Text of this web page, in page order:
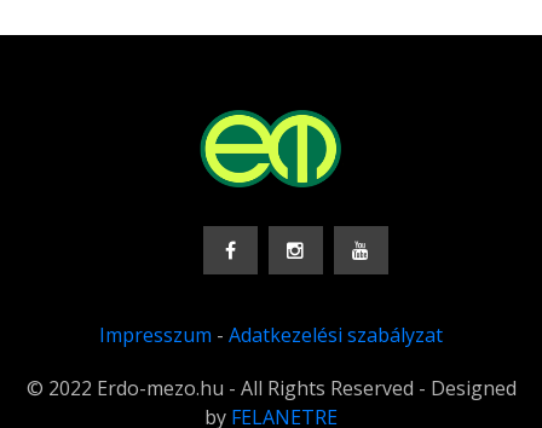
Impresszum - Adatkezelési szabályzat
© 2022 Erdo-mezo.hu - All Rights Reserved - Designed
by FELANETRE